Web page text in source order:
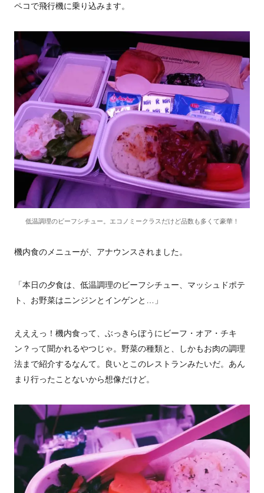
ペコで飛行機に乗り込みます。
低温調理のビーフシチュー。エコノミークラスだけど品数も多くて豪華！
機内食のメニューが、アナウンスされました。
「本日の夕食は、低温調理のビーフシチュー、マッシュドポテ
ト、お野菜はニンジンとインゲンと…」
えええっ！機内食って、ぶっきらぼうにビーフ・オア・チキ
ン？って聞かれるやつじゃ。野菜の種類と、しかもお肉の調理
法まで紹介するなんて。良いとこのレストランみたいだ。あん
まり行ったことないから想像だけど。